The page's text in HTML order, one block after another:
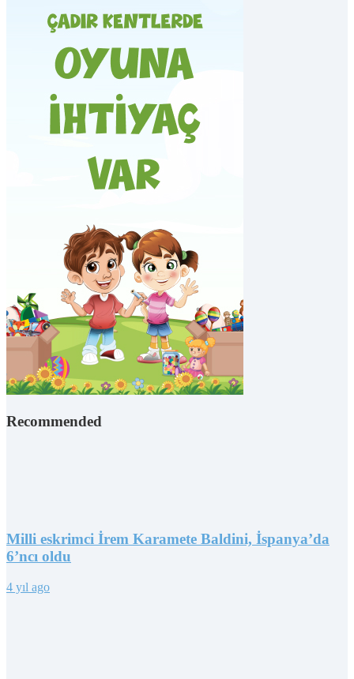
Recommended
Milli eskrimci İrem Karamete Baldini, İspanya’da
6’ncı oldu
4 yıl ago